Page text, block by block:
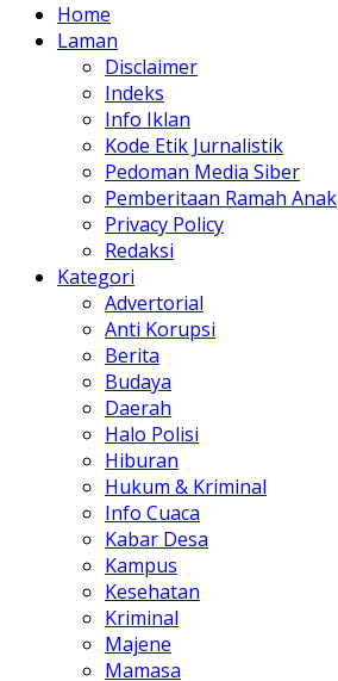
Home
Laman
Disclaimer
Indeks
Info Iklan
Kode Etik Jurnalistik
Pedoman Media Siber
Pemberitaan Ramah Anak
Privacy Policy
Redaksi
Kategori
Advertorial
Anti Korupsi
Berita
Budaya
Daerah
Halo Polisi
Hiburan
Hukum & Kriminal
Info Cuaca
Kabar Desa
Kampus
Kesehatan
Kriminal
Majene
Mamasa